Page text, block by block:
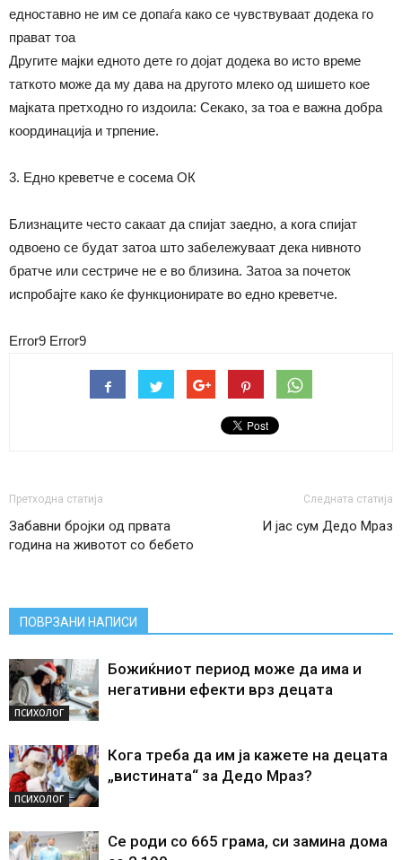
едноставно не им се допаѓа како се чувствуваат додека го
прават тоа
Другите мајки едното дете го дојат додека во исто време
таткото може да му дава на другото млеко од шишето кое
мајката претходно го издоила: Секако, за тоа е важна добра
координација и трпение.
3. Едно креветче е сосема ОК
Близнаците често сакаат да спијат заедно, а кога спијат
одвоено се будат затоа што забележуваат дека нивното
братче или сестриче не е во близина. Затоа за почеток
испробајте како ќе функционирате во едно креветче.
Error9 Error9
Претходна статија
Забавни бројки од првата
година на животот со бебето
Следната статија
И јас сум Дедо Мраз
ПОВРЗАНИ НАПИСИ
ПСИХОЛОГ
Божиќниот период може да има и
негативни ефекти врз децата
ПСИХОЛОГ
Кога треба да им ја кажете на децата
„вистината“ за Дедо Мраз?
Се роди со 665 грама, си замина дома